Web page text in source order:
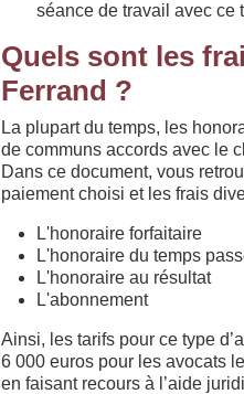
séance de travail avec ce
Quels sont les
Ferrand ?
La plupart du temps, les
de communs accords avec le
Dans ce document, vous
paiement choisi et les frais
L'honoraire forfaitaire
L'honoraire du temps
L'honoraire au résultat
L'abonnement
Ainsi, les tarifs pour ce type
6 000 euros pour les avocats
en faisant recours à l’aide